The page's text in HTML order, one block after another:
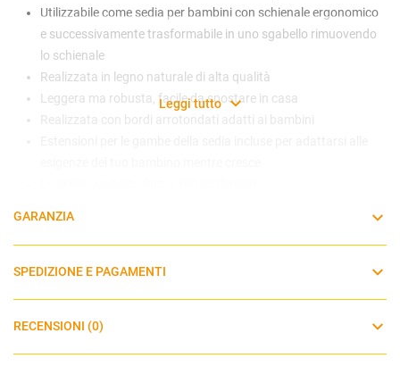
Utilizzabile come sedia per bambini con schienale ergonomico
e successivamente trasformabile in uno sgabello rimuovendo
lo schienale
Realizzata in legno naturale di alta qualità
Leggera ma robusta, facile da spostare in casa
Realizzata con bordi arrotondati adatti ai bambini
Leggi tutto
GARANZIA
SPEDIZIONE E PAGAMENTI
RECENSIONI (0)